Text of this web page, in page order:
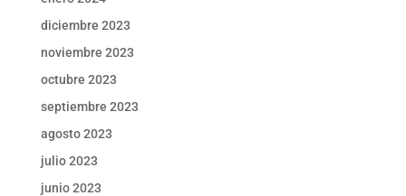
diciembre 2023
noviembre 2023
octubre 2023
septiembre 2023
agosto 2023
julio 2023
junio 2023